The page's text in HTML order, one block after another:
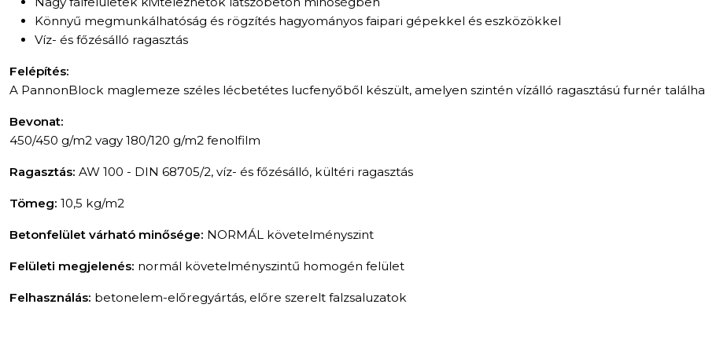
Könnyű megmunkálhatóság és rögzítés hagyományos faipari gépekkel és eszközökkel
Víz- és főzésálló ragasztás
Felépítés:
A PannonBlock maglemeze széles lécbetétes lucfenyőből készült, amelyen szintén vízálló ragasztású furnér
Bevonat:
450/450 g/m2 vagy 180/120 g/m2 fenolfilm
Ragasztás: AW 100 - DIN 68705/2, víz- és főzésálló, kültéri ragasztás
Tömeg: 10,5 kg/m2
Betonfelület várható minősége: NORMÁL követelményszint
Felületi megjelenés: normál követelményszintű homogén felület
Felhasználás: betonelem-előregyártás, előre szerelt falzsaluzatok